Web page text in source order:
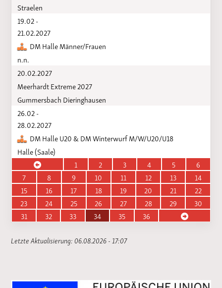
Straelen
19.02 -
21.02.2027
DM Halle Männer/Frauen
n.n.
20.02.2027
Meerhardt Extreme 2027
Gummersbach Dieringhausen
26.02 -
28.02.2027
DM Halle U20 & DM Winterwurf M/W/U20/U18
Halle (Saale)
1
2 3 4 5
6
7
8 9 10 11 12 13
14
15
16 17 18 19 20 21
22
23
24 25 26 27 28 29
30
31
32 33 34 35 36
Letzte Aktualisierung: 06.08.2026 - 17:07